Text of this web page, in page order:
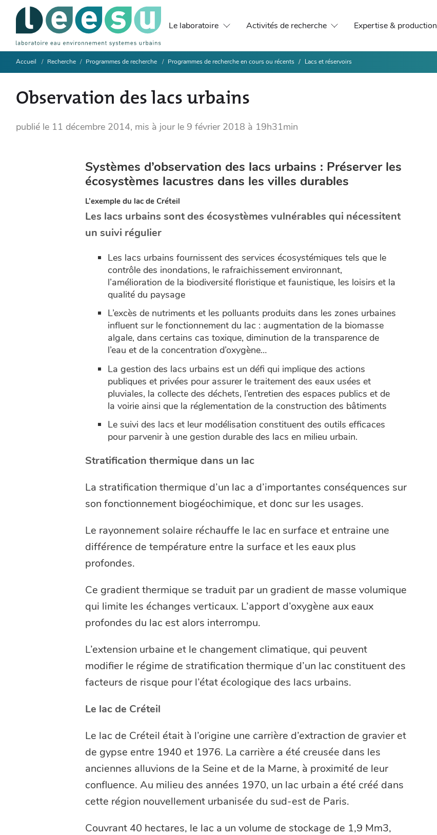
Le laboratoire Activités de recherche Expertise & production
Accueil Recherche Programmes de recherche Programmes de recherche en cours ou récents Lacs et réservoirs
Observation des lacs urbains
publié le 11 décembre 2014, mis à jour le 9 février 2018 à 19h31min
Systèmes d’observation des lacs urbains : Préserver les
écosystèmes lacustres dans les villes durables
L’exemple du lac de Créteil
Les lacs urbains sont des écosystèmes vulnérables qui nécessitent
un suivi régulier
Les lacs urbains fournissent des services écosystémiques tels que le
contrôle des inondations, le rafraichissement environnant,
l’amélioration de la biodiversité floristique et faunistique, les loisirs et la
qualité du paysage
L’excès de nutriments et les polluants produits dans les zones urbaines
influent sur le fonctionnement du lac : augmentation de la biomasse
algale, dans certains cas toxique, diminution de la transparence de
l’eau et de la concentration d’oxygène…
La gestion des lacs urbains est un défi qui implique des actions
publiques et privées pour assurer le traitement des eaux usées et
pluviales, la collecte des déchets, l’entretien des espaces publics et de
la voirie ainsi que la réglementation de la construction des bâtiments
Le suivi des lacs et leur modélisation constituent des outils efficaces
pour parvenir à une gestion durable des lacs en milieu urbain.
Stratification thermique dans un lac
La stratification thermique d’un lac a d’importantes conséquences sur
son fonctionnement biogéochimique, et donc sur les usages.
Le rayonnement solaire réchauffe le lac en surface et entraine une
différence de température entre la surface et les eaux plus
profondes.
Ce gradient thermique se traduit par un gradient de masse volumique
qui limite les échanges verticaux. L’apport d’oxygène aux eaux
profondes du lac est alors interrompu.
L’extension urbaine et le changement climatique, qui peuvent
modifier le régime de stratification thermique d’un lac constituent des
facteurs de risque pour l’état écologique des lacs urbains.
Le lac de Créteil
Le lac de Créteil était à l’origine une carrière d’extraction de gravier et
de gypse entre 1940 et 1976. La carrière a été creusée dans les
anciennes alluvions de la Seine et de la Marne, à proximité de leur
confluence. Au milieu des années 1970, un lac urbain a été créé dans
cette région nouvellement urbanisée du sud-est de Paris.
Couvrant 40 hectares, le lac a un volume de stockage de 1,9 Mm3,